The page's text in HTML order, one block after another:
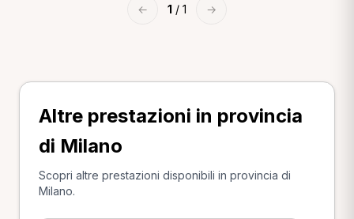
← 1 / 1 →
Altre prestazioni in provincia
di Milano
Scopri altre prestazioni disponibili in provincia di
Milano.